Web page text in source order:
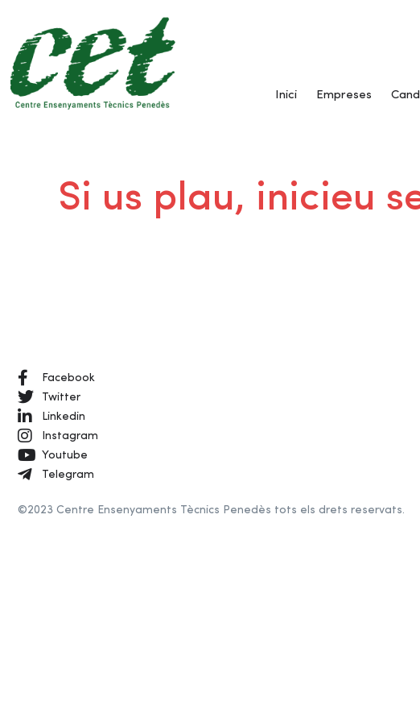
Inici Empreses
Si us plau, inicieu
Facebook
Twitter
Linkedin
Instagram
Youtube
Telegram
©2023 Centre Ensenyaments Tècnics Penedès tots els drets reservats.